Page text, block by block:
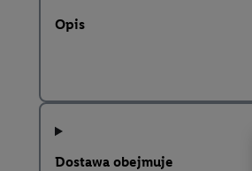
Opis
Dostawa obejmuje